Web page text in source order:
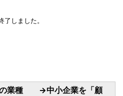
了しました。
の業種 →中小企業を「顧